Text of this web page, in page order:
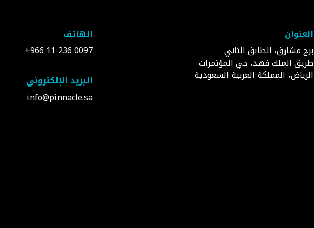
العنوان
برج مشارق، الطابق الثاني
طريق الملك فهد، حي المؤتمرات
الرياض، المملكة العربية السعودية
الهاتف
0097 236 11 966+
البريد الإلكتروني
info@pinnacle.sa